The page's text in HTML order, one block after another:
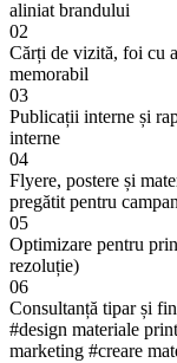
aliniat brandului
02
Cărți de vizită, foi cu
memorabil
03
Publicații interne și
interne
04
Flyere, postere și
pregătit pentru
05
Optimizare pentru
rezoluție)
06
Consultanță tipar și
#design materiale print
marketing #creare